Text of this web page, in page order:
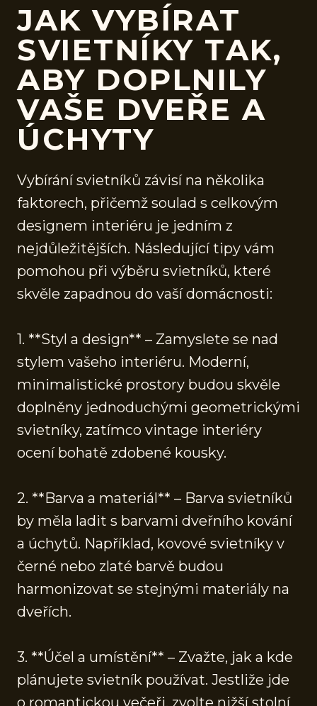
JAK VYBÍRAT
SVIETNÍKY TAK,
ABY DOPLNILY
VAŠE DVEŘE A
ÚCHYTY
Vybírání svietníků závisí na několika
faktorech, přičemž soulad s celkovým
designem interiéru je jedním z
nejdůležitějších. Následující tipy vám
pomohou při výběru svietníků, které
skvěle zapadnou do vaší domácnosti:
1. **Styl a design** – Zamyslete se nad
stylem vašeho interiéru. Moderní,
minimalistické prostory budou skvěle
doplněny jednoduchými geometrickými
svietníky, zatímco vintage interiéry
ocení bohatě zdobené kousky.
2. **Barva a materiál** – Barva svietníků
by měla ladit s barvami dveřního kování
a úchytů. Například, kovové svietníky v
černé nebo zlaté barvě budou
harmonizovat se stejnými materiály na
dveřích.
3. **Účel a umístění** – Zvažte, jak a kde
plánujete svietník používat. Jestliže jde
o romantickou večeři, zvolte nižší stolní